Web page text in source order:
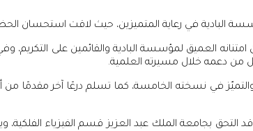
في رعاية المتميزين، حيث لاقت استحسان
العميق لمؤسسة البادية والقائمين على
من دعمه خلال مسيرته العلمية.
في نسخته الخامسة، كما تسلم درعًا آخر مقدمًا
التحق بجامعة الملك عبد العزيز قسم الفيزياء